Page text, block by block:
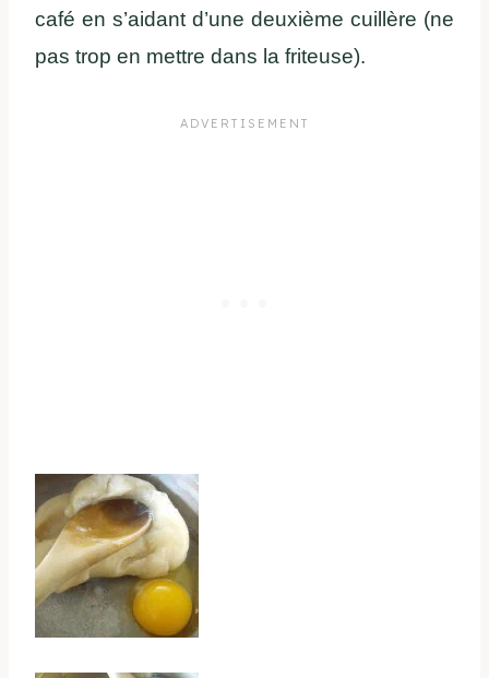
café en s’aidant d’une deuxième cuillère (ne
pas trop en mettre dans la friteuse).